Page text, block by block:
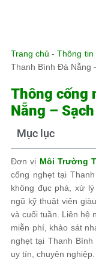
Trang chủ -Thông tin
Thanh Bình Đà Nẵng
Thông cống
Nẵng –
Mục lục
Đơn vị Môi Trường
cống nghẹt tại
không đục phá, xử
ngũ kỹ thuật viên
và cuối tuần. Liên hệ
miễn phí, khảo sát
nghẹt tại Thanh
uy tín, chuyên nghiệp.